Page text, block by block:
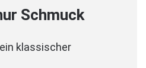
Schmuck
klassischer